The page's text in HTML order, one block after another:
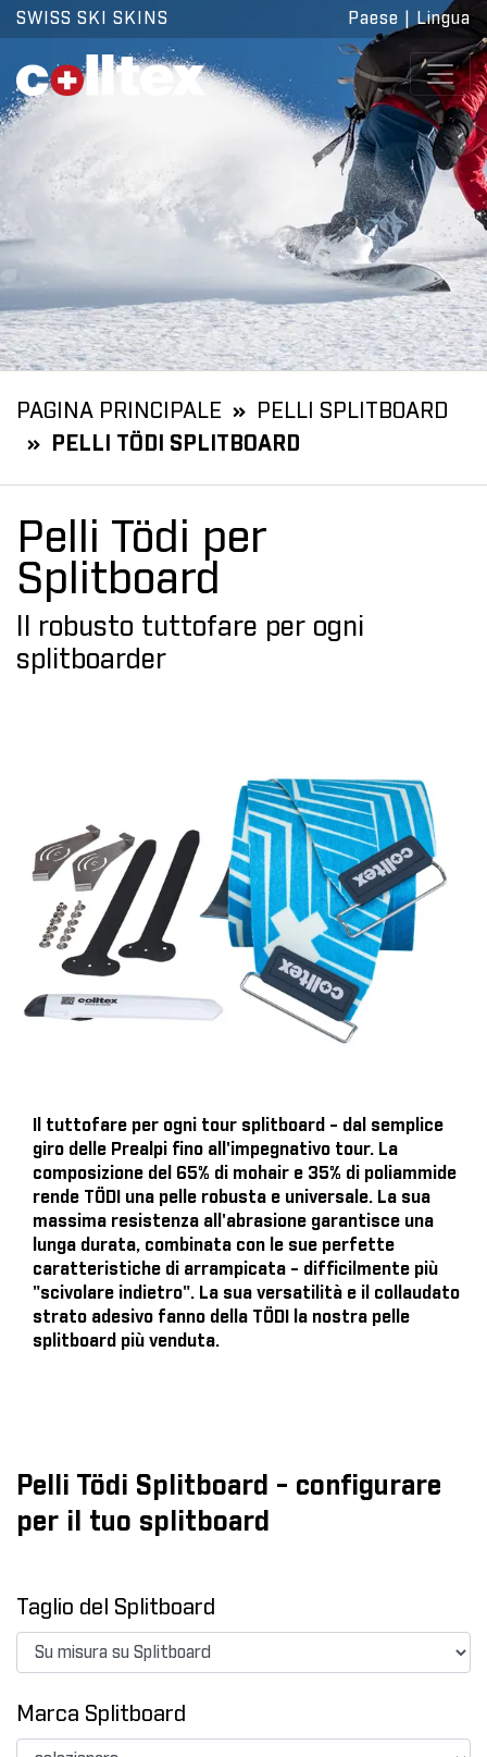
SWISS SKI SKINS Paese Lingua
PAGINA PRINCIPALE
PELLI SPLITBOARD
PELLI TÖDI SPLITBOARD
Pelli Tödi per
Splitboard
Il robusto tuttofare per ogni
splitboarder
Il tuttofare per ogni tour splitboard - dal semplice
giro delle Prealpi fino all'impegnativo tour. La
composizione del 65% di mohair e 35% di poliammide
rende TÖDI una pelle robusta e universale. La sua
massima resistenza all'abrasione garantisce una
lunga durata, combinata con le sue perfette
caratteristiche di arrampicata - difficilmente più
"scivolare indietro". La sua versatilità e il collaudato
strato adesivo fanno della TÖDI la nostra pelle
splitboard più venduta.
Pelli Tödi Splitboard - configurare
per il tuo splitboard
Taglio del Splitboard
Marca Splitboard